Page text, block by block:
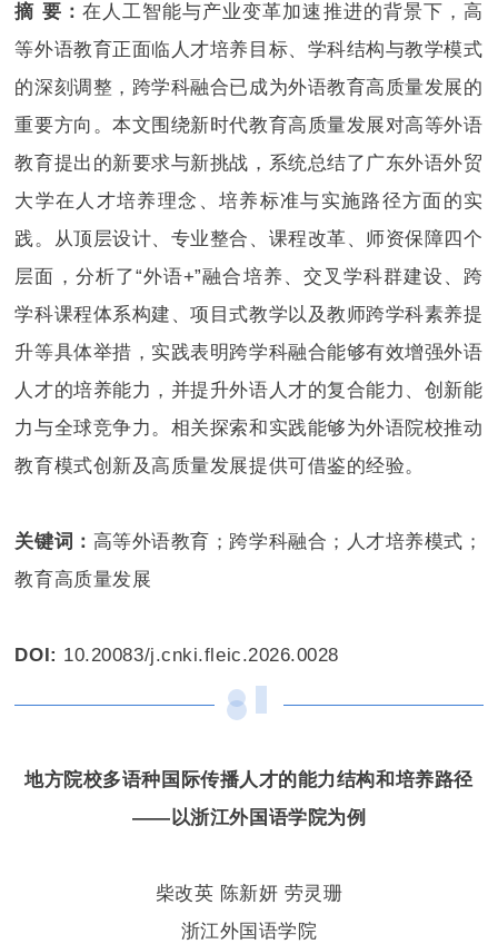
摘 要： 在人工智能与产业变革加速推进的背景下，高
等外语教育正面临人才培养目标、学科结构与教学模式
的深刻调整，跨学科融合已成为外语教育高质量发展的
重要方向。本文围绕新时代教育高质量发展对高等外语
教育提出的新要求与新挑战，系统总结了广东外语外贸
大学在人才培养理念、培养标准与实施路径方面的实
践。从顶层设计、专业整合、课程改革、师资保障四个
层面，分析了“外语+”融合培养、交叉学科群建设、跨
学科课程体系构建、项目式教学以及教师跨学科素养提
升等具体举措，实践表明跨学科融合能够有效增强外语
人才的培养能力，并提升外语人才的复合能力、创新能
力与全球竞争力。相关探索和实践能够为外语院校推动
教育模式创新及高质量发展提供可借鉴的经验。
关键词： 高等外语教育；跨学科融合；人才培养模式；
教育高质量发展
DOI: 10.20083/j.cnki.fleic.2026.0028
地方院校多语种国际传播人才的能力结构和培养路径
——以浙江外国语学院为例
柴改英 陈新妍 劳灵珊
浙江外国语学院